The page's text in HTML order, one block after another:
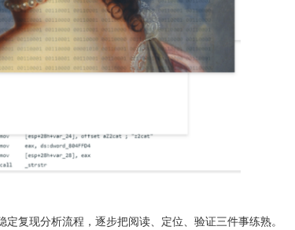
复现分析流程，逐步把阅读、定位、验证三件事练熟。